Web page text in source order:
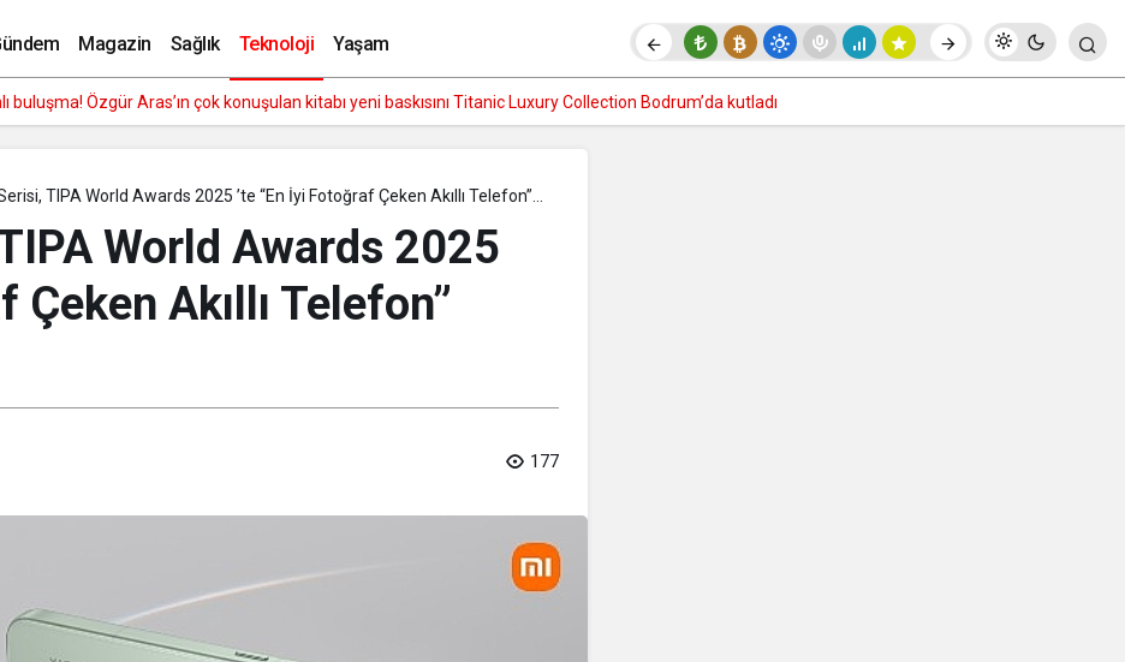
Magazin Sağlık Teknoloji Yaşam
buluşma! Özgür Aras’ın çok konuşulan kitabı yeni baskısını Titanic Luxury Collection Bodrum’da kutladı
TIPA World Awards 2025 ’te “En İyi Fotoğraf Çeken Akıllı Telefon”
World Awards 2025
Çeken Akıllı Telefon”
177
Yorum Yap Paylaş